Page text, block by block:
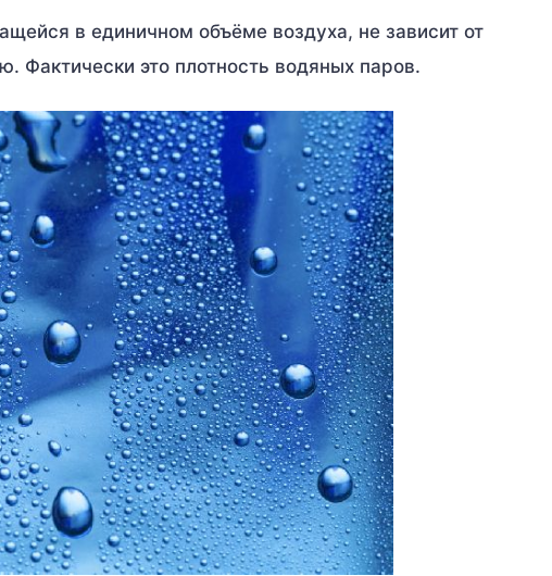
в единичном объёме воздуха, не зависит от
Фактически это плотность водяных паров.